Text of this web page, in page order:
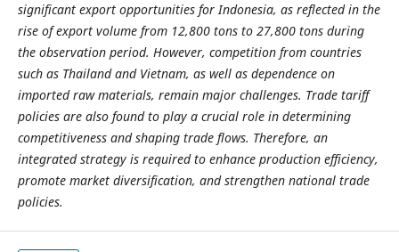
significant export opportunities for Indonesia, as reflected in the
rise of export volume from 12,800 tons to 27,800 tons during
the observation period. However, competition from countries
such as Thailand and Vietnam, as well as dependence on
imported raw materials, remain major challenges. Trade tariff
policies are also found to play a crucial role in determining
competitiveness and shaping trade flows. Therefore, an
integrated strategy is required to enhance production efficiency,
promote market diversification, and strengthen national trade
policies.